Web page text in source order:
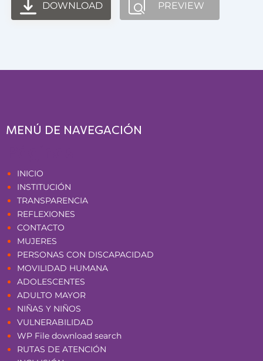
DOWNLOAD PREVIEW
MENÚ DE NAVEGACIÓN
INICIO
INSTITUCIÓN
TRANSPARENCIA
REFLEXIONES
CONTACTO
MUJERES
PERSONAS CON DISCAPACIDAD
MOVILIDAD HUMANA
ADOLESCENTES
ADULTO MAYOR
NIÑAS Y NIÑOS
VULNERABILIDAD
WP File download search
RUTAS DE ATENCIÓN